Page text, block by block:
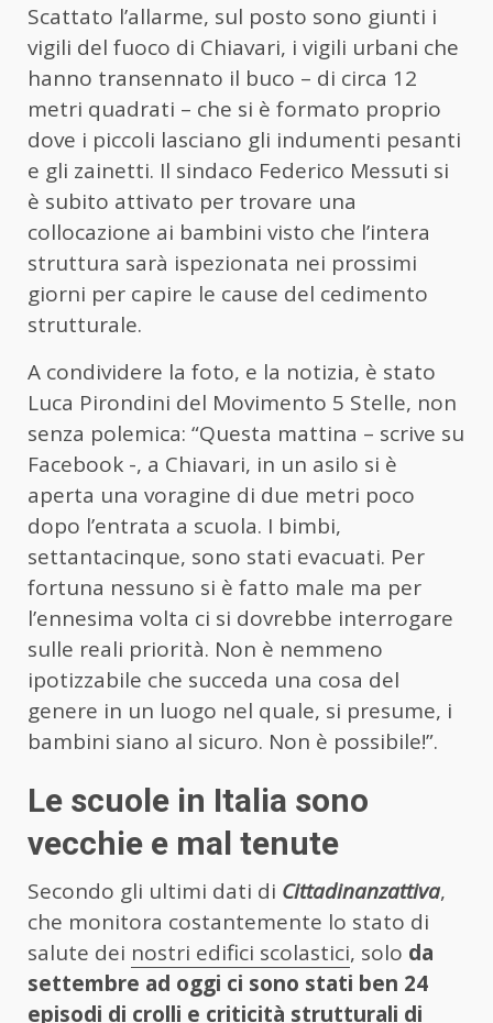
Scattato l’allarme, sul posto sono giunti i
vigili del fuoco di Chiavari, i vigili urbani che
hanno transennato il buco – di circa 12
metri quadrati – che si è formato proprio
dove i piccoli lasciano gli indumenti pesanti
e gli zainetti. Il sindaco Federico Messuti si
è subito attivato per trovare una
collocazione ai bambini visto che l’intera
struttura sarà ispezionata nei prossimi
giorni per capire le cause del cedimento
strutturale.
A condividere la foto, e la notizia, è stato
Luca Pirondini del Movimento 5 Stelle, non
senza polemica: “Questa mattina – scrive su
Facebook -, a Chiavari, in un asilo si è
aperta una voragine di due metri poco
dopo l’entrata a scuola. I bimbi,
settantacinque, sono stati evacuati. Per
fortuna nessuno si è fatto male ma per
l’ennesima volta ci si dovrebbe interrogare
sulle reali priorità. Non è nemmeno
ipotizzabile che succeda una cosa del
genere in un luogo nel quale, si presume, i
bambini siano al sicuro. Non è possibile!”.
Le scuole in Italia sono
vecchie e mal tenute
Secondo gli ultimi dati di Cittadinanzattiva,
che monitora costantemente lo stato di
salute dei nostri edifici scolastici, solo da
settembre ad oggi ci sono stati ben 24
episodi di crolli e criticità strutturali di